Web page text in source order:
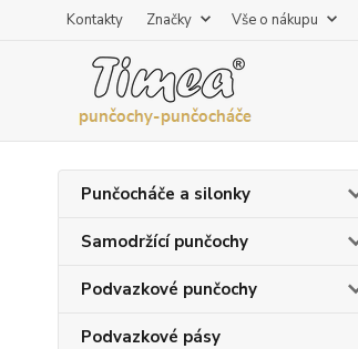
Kontakty Značky Vše o nákupu
Punčocháče a silonky
Samodržící punčochy
Podvazkové punčochy
Podvazkové pásy